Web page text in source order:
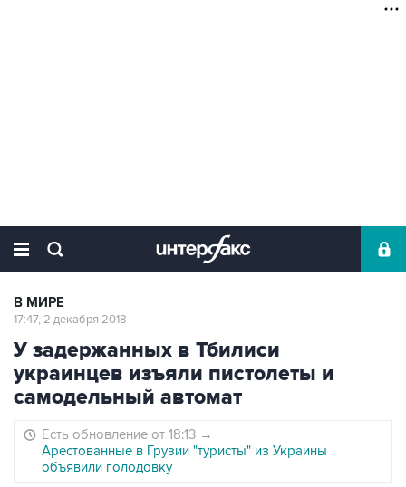
В МИРЕ
17:47, 2 декабря 2018
У задержанных в Тбилиси
украинцев изъяли пистолеты и
самодельный автомат
Есть обновление от 18:13 →
Арестованные в Грузии "туристы" из Украины
объявили голодовку